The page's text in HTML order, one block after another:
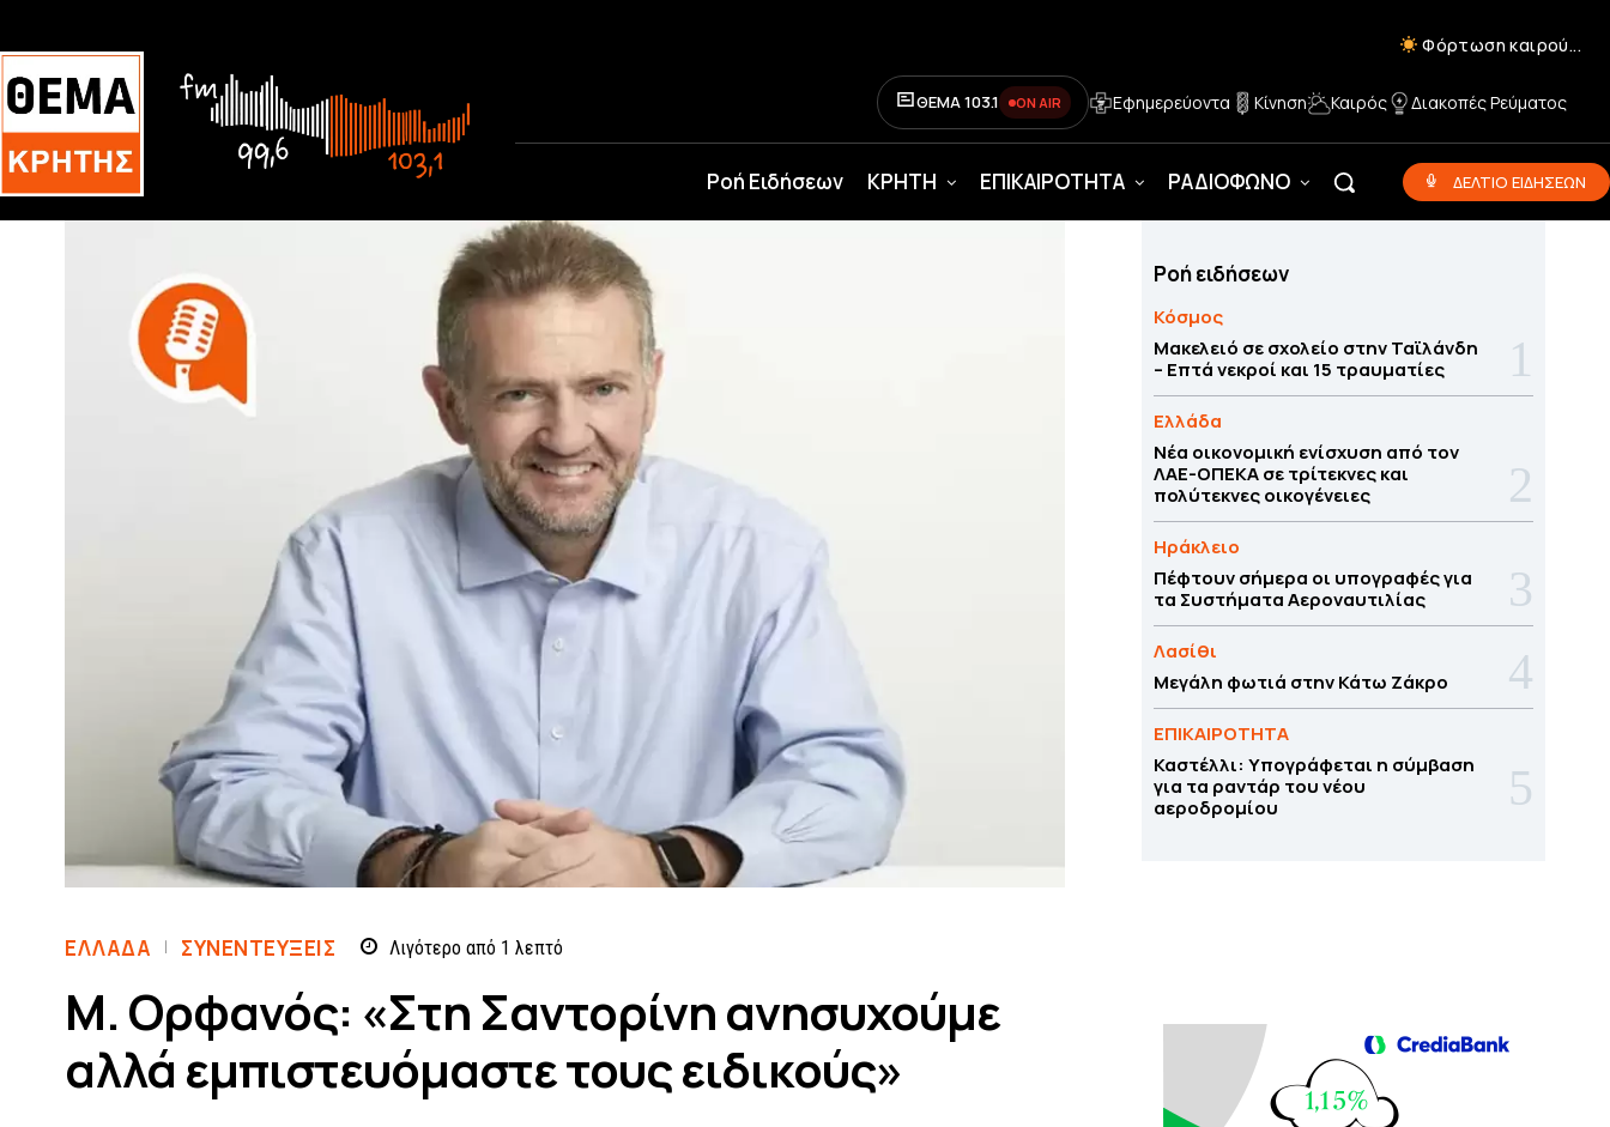
Φόρτωση καιρού...
ΘΕΜΑ 103.1 ON AIR Εφημερεύοντα Κίνηση Καιρός Διακοπές Ρεύματος
Ροή Ειδήσεων ΚΡΗΤΗ ΕΠΙΚΑΙΡΟΤΗΤΑ ΡΑΔΙΟΦΩΝΟ ΔΕΛΤΙΟ ΕΙΔΗΣΕΩΝ
ΕΛΛΆΔΑ ΣΥΝΕΝΤΕΎΞΕΙΣ Λιγότερο από 1 λεπτό
Μ. Ορφανός: «Στη Σαντορίνη ανησυχούμε
αλλά εμπιστευόμαστε τους ειδικούς»
Ροή ειδήσεων
Κόσμος
Μακελειό σε σχολείο στην Ταϊλάνδη
– Επτά νεκροί και 15 τραυματίες
Ελλάδα
Νέα οικονομική ενίσχυση από τον
ΛΑΕ-ΟΠΕΚΑ σε τρίτεκνες και
πολύτεκνες οικογένειες
Ηράκλειο
Πέφτουν σήμερα οι υπογραφές για
τα Συστήματα Αεροναυτιλίας
Λασίθι
Μεγάλη φωτιά στην Κάτω Ζάκρο
ΕΠΙΚΑΙΡΟΤΗΤΑ
Καστέλλι: Υπογράφεται η σύμβαση
για τα ραντάρ του νέου
αεροδρομίου